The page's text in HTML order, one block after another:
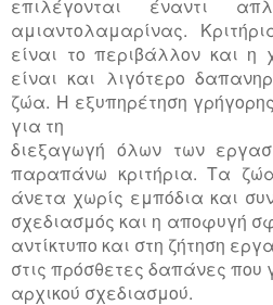
επιλέγονται έναντι
αμιαντολαμαρίνας.
είναι το περιβάλλον και η
είναι και λιγότερο
ζώα. Η εξυπηρέτηση
για τη
διεξαγωγή όλων των
παραπάνω κριτήρια. Τα
άνετα χωρίς εμπόδια και
σχεδιασμός και η αποφυγή
αντίκτυπο και στη ζήτηση
στις πρόσθετες δαπάνες που
αρχικού σχεδιασμού.